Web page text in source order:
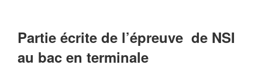
Partie écrite de l’épreuve de NSI
au bac en terminale